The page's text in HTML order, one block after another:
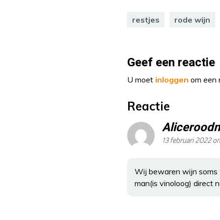
restjes rode wijn
Geef een reactie
U moet inloggen om een
Reactie
13 februari 2022
Wij bewaren wijn soms
man(is vinoloog) direct